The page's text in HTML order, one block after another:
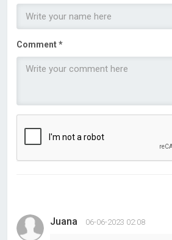
Comment *
Juana 06-06-2023 02:08